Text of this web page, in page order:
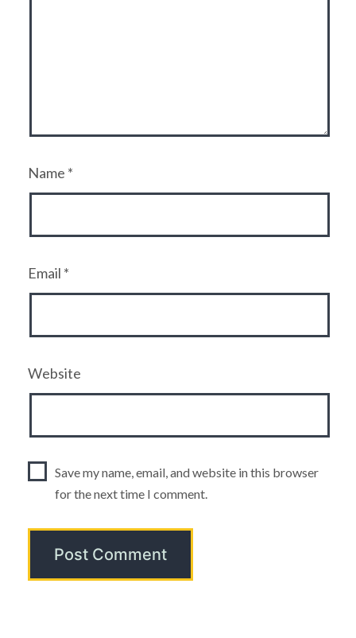
Name *
Email *
Website
Save my name, email, and website in this browser
for the next time I comment.